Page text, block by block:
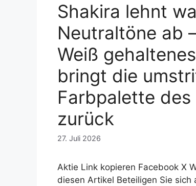
Shakira lehnt
Neutraltöne ab
Weiß
bringt die
Farbpalette des
zurück
27. Juli 2026
Aktie Link kopieren Facebook X
diesen Artikel Beteiligen Sie sich